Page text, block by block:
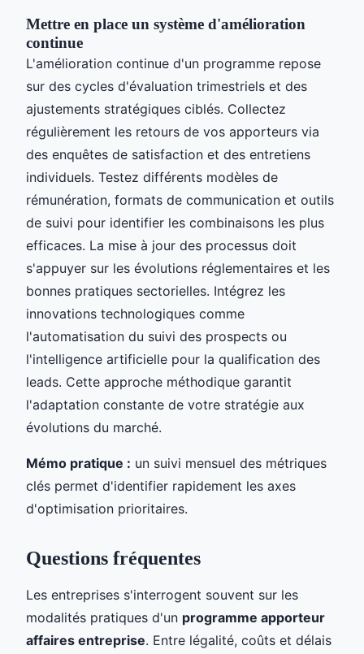
Mettre en place un système d'amélioration
continue
L'amélioration continue d'un programme repose
sur des cycles d'évaluation trimestriels et des
ajustements stratégiques ciblés. Collectez
régulièrement les retours de vos apporteurs via
des enquêtes de satisfaction et des entretiens
individuels. Testez différents modèles de
rémunération, formats de communication et outils
de suivi pour identifier les combinaisons les plus
efficaces. La mise à jour des processus doit
s'appuyer sur les évolutions réglementaires et les
bonnes pratiques sectorielles. Intégrez les
innovations technologiques comme
l'automatisation du suivi des prospects ou
l'intelligence artificielle pour la qualification des
leads. Cette approche méthodique garantit
l'adaptation constante de votre stratégie aux
évolutions du marché.
Mémo pratique : un suivi mensuel des métriques
clés permet d'identifier rapidement les axes
d'optimisation prioritaires.
Questions fréquentes
Les entreprises s'interrogent souvent sur les
modalités pratiques d'un programme apporteur
affaires entreprise. Entre légalité, coûts et délais